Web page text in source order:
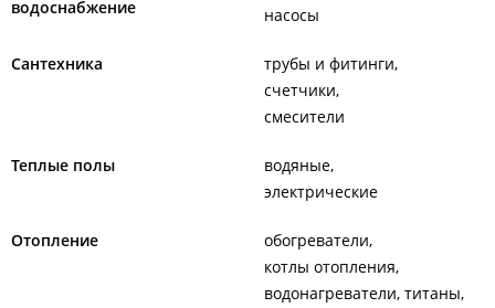
водоснабжение
насосы
Сантехника
трубы и фитинги
счетчики
смесители
Теплые полы
водяные
электрические
Отопление
обогреватели
котлы отопления
водонагреватели, титаны